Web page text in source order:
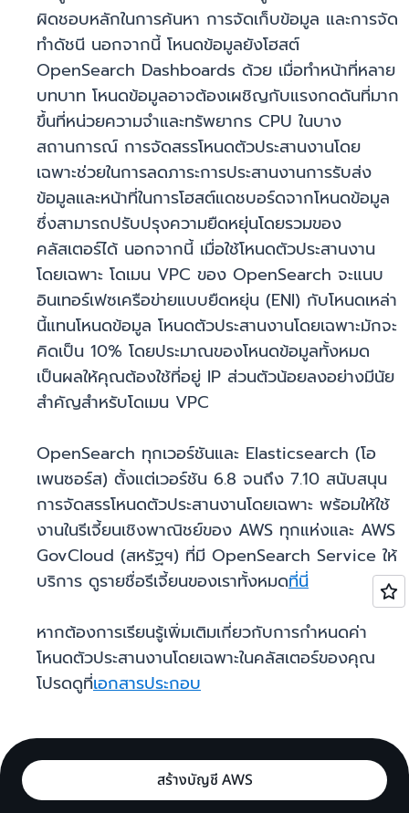
ผิดชอบหลักในการค้นหา การจัดเก็บข้อมูล และการจัด
ทำดัชนี นอกจากนี้ โหนดข้อมูลยังโฮสต์
OpenSearch Dashboards ด้วย เมื่อทำหน้าที่หลาย
บทบาท โหนดข้อมูลอาจต้องเผชิญกับแรงกดดันที่มาก
ขึ้นที่หน่วยความจำและทรัพยากร CPU ในบาง
สถานการณ์ การจัดสรรโหนดตัวประสานงานโดย
เฉพาะช่วยในการลดภาระการประสานงานการรับส่ง
ข้อมูลและหน้าที่ในการโฮสต์แดชบอร์ดจากโหนดข้อมูล
ซึ่งสามารถปรับปรุงความยืดหยุ่นโดยรวมของ
คลัสเตอร์ได้ นอกจากนี้ เมื่อใช้โหนดตัวประสานงาน
โดยเฉพาะ โดเมน VPC ของ OpenSearch จะแนบ
อินเทอร์เฟซเครือข่ายแบบยืดหยุ่น (ENI) กับโหนดเหล่า
นี้แทนโหนดข้อมูล โหนดตัวประสานงานโดยเฉพาะมักจะ
คิดเป็น 10% โดยประมาณของโหนดข้อมูลทั้งหมด
เป็นผลให้คุณต้องใช้ที่อยู่ IP ส่วนตัวน้อยลงอย่างมีนัย
สำคัญสำหรับโดเมน VPC
OpenSearch ทุกเวอร์ชันและ Elasticsearch (โอ
เพนซอร์ส) ตั้งแต่เวอร์ชัน 6.8 จนถึง 7.10 สนับสนุน
การจัดสรรโหนดตัวประสานงานโดยเฉพาะ พร้อมให้ใช้
งานในรีเจี้ยนเชิงพาณิชย์ของ AWS ทุกแห่งและ AWS
GovCloud (สหรัฐฯ) ที่มี OpenSearch Service ให้
บริการ ดูรายชื่อรีเจี้ยนของเราทั้งหมดที่นี่
หากต้องการเรียนรู้เพิ่มเติมเกี่ยวกับการกำหนดค่า
โหนดตัวประสานงานโดยเฉพาะในคลัสเตอร์ของคุณ
โปรดดูที่เอกสารประกอบ
สร้างบัญชี AWS